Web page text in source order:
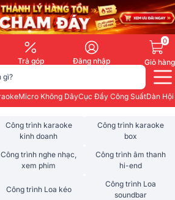
Trả góp Đăng nhập
0
Giỏ hàng
gì?
Micro Không DâyCục Đẩy Công SuấtDàn
Công trình karaoke
kinh doanh
Công trình karaoke
box
Công trình nghe nhạc,
xem phim
Công trình âm thanh
hi-end
Công trình Loa kéo
Công trình Loa
soundbar